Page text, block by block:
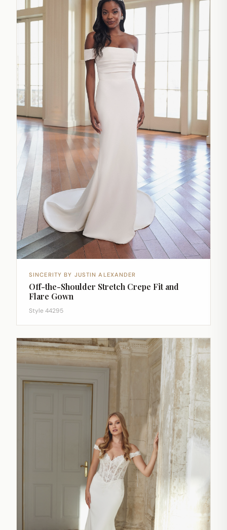
SINCERITY BY JUSTIN ALEXANDER
Off-the-Shoulder Stretch Crepe Fit and
Flare Gown
Style 44295